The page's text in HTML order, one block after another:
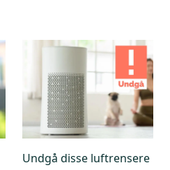
Undgå disse luftrensere